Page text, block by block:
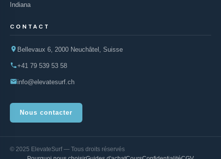
Indiana
CONTACT
Bellevaux 6, 2000 Neuchâtel, Suisse
+41 79 539 53 58
info@elevatesurf.ch
Nous contacter
© 2025 ElevateSurf — Tous droits réservés